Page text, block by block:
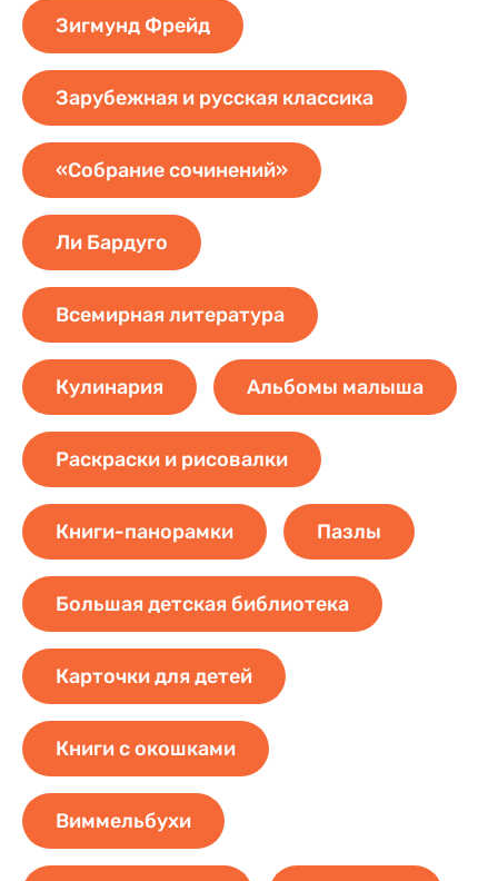
Зигмунд Фрейд
Зарубежная и русская классика
«Собрание сочинений»
Ли Бардуго
Всемирная литература
Кулинария Альбомы малыша
Раскраски и рисовалки
Книги-панорамки Пазлы
Большая детская библиотека
Карточки для детей
Книги с окошками
Виммельбухи